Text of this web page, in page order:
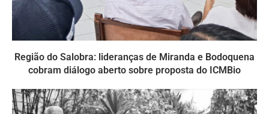
Região do Salobra: lideranças de Miranda e Bodoquena
cobram diálogo aberto sobre proposta do ICMBio